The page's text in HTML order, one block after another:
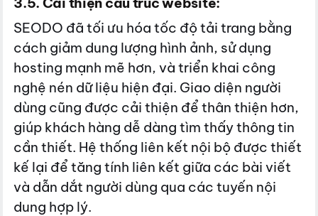
SEODO đã tối ưu hóa tốc độ tải trang bằng
cách giảm dung lượng hình ảnh, sử dụng
hosting mạnh mẽ hơn, và triển khai công
nghệ nén dữ liệu hiện đại. Giao diện người
dùng cũng được cải thiện để thân thiện hơn,
giúp khách hàng dễ dàng tìm thấy thông tin
cần thiết. Hệ thống liên kết nội bộ được thiết
kế lại để tăng tính liên kết giữa các bài viết
và dẫn dắt người dùng qua các tuyến nội
dung hợp lý.